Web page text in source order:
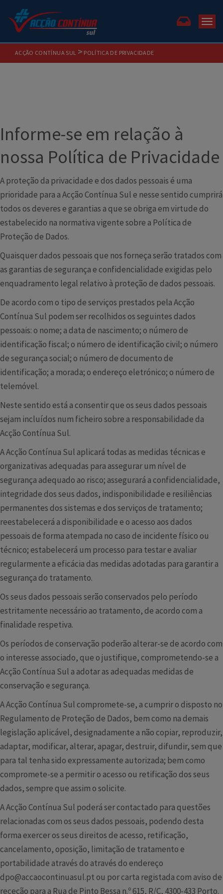
ACÇÃO CONTÍNUA SUL > POLÍTICA DE PRIVACIDADE
Informe-se em relação à
nossa Política de Privacidade
A proteção da privacidade e dos dados pessoais é uma
prioridade para a Acção Contínua Sul e nesse sentido cumprirá
todos os deveres e garantias a que se obriga em virtude do
estabelecido na normativa vigente sobre a Política de
Proteção de Dados.
Quaisquer dados pessoais que nos forneça serão tratados com
as garantias de segurança e confidencialidade exigidas pelo
enquadramento legal relativo à proteção de dados pessoais.
De acordo com o tipo de serviços prestados pela Acção
Contínua Sul podem ser recolhidos os seguintes dados
pessoais: o nome; a data de nascimento; o número de
identificação fiscal; o número de identificação civil; o número
de segurança social; o número de documento de
identificação; a morada; o endereço eletrónico; o número de
telemóvel.
Neste sentido está a consentir que os seus dados pessoais
sejam incluídos num ficheiro sobre a responsabilidade da
Acção Contínua Sul.
A Acção Contínua Sul aplicará todas as medidas técnicas e
organizativas adequadas para assegurar um nível de
segurança adequado ao risco; assegurará a confidencialidade,
integridade dos seus dados, indisponibilidade e resiliências
permanentes dos sistemas e dos serviços de tratamento;
reestabelecerá a disponibilidade e o acesso aos dados
pessoais de forma atempada no caso de incidente físico ou
técnico; estabelecerá um processo para testar e avaliar
regularmente a eficácia das medidas adotadas para garantir a
segurança do tratamento.
Os seus dados pessoais serão conservados pelo período
estritamente necessário ao tratamento, de acordo com a
finalidade respetiva.
Os períodos de conservação poderão alterar-se de acordo com
o interesse associado, que o justifique, comprometendo-se a
Acção Contínua Sul a adotar as adequadas medidas de
conservação e segurança.
A Acção Contínua Sul compromete-se, a cumprir o disposto no
Regulamento de Proteção de Dados, bem como na demais
legislação aplicável, designadamente a não copiar, reproduzir,
adaptar, modificar, alterar, apagar, destruir, difundir, sem que
para tal tenha sido expressamente autorizada; bem como
compromete-se a permitir o acesso ou retificação dos seus
dados, sempre que assim o solicite.
A Acção Contínua Sul poderá ser contactado para questões
relacionadas com os seus dados pessoais, podendo desta
forma exercer os seus direitos de acesso, retificação,
cancelamento, oposição, limitação de tratamento e
portabilidade através do através do endereço
dpo@accaocontinuasul.ptou por carta registada com aviso de
receção para a Rua de Pinto Bessa n.º 615, R/C, 4300-433 Porto.